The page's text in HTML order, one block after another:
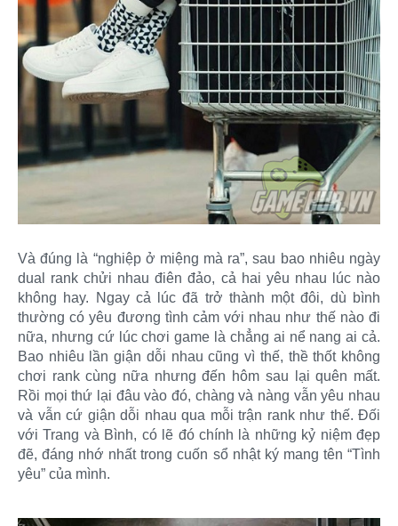
Và đúng là “nghiệp ở miệng mà ra”, sau bao nhiêu ngày
dual rank chửi nhau điên đảo, cả hai yêu nhau lúc nào
không hay. Ngay cả lúc đã trở thành một đôi, dù bình
thường có yêu đương tình cảm với nhau như thế nào đi
nữa, nhưng cứ lúc chơi game là chẳng ai nể nang ai cả.
Bao nhiêu lần giận dỗi nhau cũng vì thế, thề thốt không
chơi rank cùng nữa nhưng đến hôm sau lại quên mất.
Rồi mọi thứ lại đâu vào đó, chàng và nàng vẫn yêu nhau
và vẫn cứ giận dỗi nhau qua mỗi trận rank như thế. Đối
với Trang và Bình, có lẽ đó chính là những kỷ niệm đẹp
đẽ, đáng nhớ nhất trong cuốn sổ nhật ký mang tên “Tình
yêu” của mình.